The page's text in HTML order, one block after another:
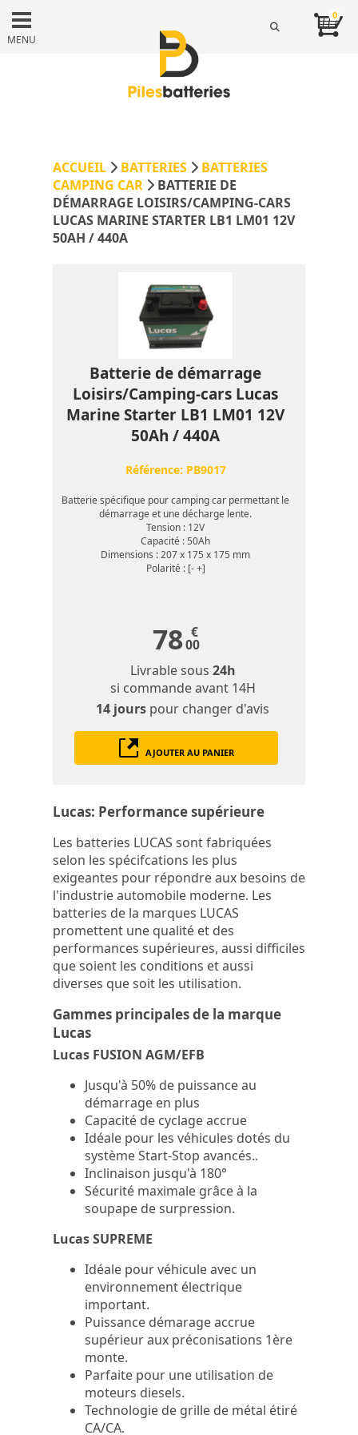
MENU
0
ACCUEIL BATTERIES
BATTERIES
CAMPING CAR
BATTERIE DE
DÉMARRAGE LOISIRS/CAMPING-CARS
LUCAS MARINE STARTER LB1 LM01 12V
50AH / 440A
Batterie de démarrage
Loisirs/Camping-cars Lucas
Marine Starter LB1 LM01 12V
50Ah / 440A
Référence: PB9017
Batterie spécifique pour camping car permettant le
démarrage et une décharge lente.
Tension : 12V
Capacité : 50Ah
Dimensions : 207 x 175 x 175 mm
Polarité : [- +]
78 €
00
Livrable sous 24h
si commande avant 14H
14 jours pour changer d'avis
AJOUTER AU PANIER
Lucas: Performance supérieure
Les batteries LUCAS sont fabriquées
selon les spécifcations les plus
exigeantes pour répondre aux besoins de
l'industrie automobile moderne. Les
batteries de la marques LUCAS
promettent une qualité et des
performances supérieures, aussi difficiles
que soient les conditions et aussi
diverses que soit les utilisation.
Gammes principales de la marque
Lucas
Lucas FUSION AGM/EFB
Jusqu'à 50% de puissance au
démarrage en plus
Capacité de cyclage accrue
Idéale pour les véhicules dotés du
système Start-Stop avancés..
Inclinaison jusqu'à 180°
Sécurité maximale grâce à la
soupape de surpression.
Lucas SUPREME
Idéale pour véhicule avec un
environnement électrique
important.
Puissance démarage accrue
supérieur aux préconisations 1ère
monte.
Parfaite pour une utilisation de
moteurs diesels.
Technologie de grille de métal étiré
CA/CA.